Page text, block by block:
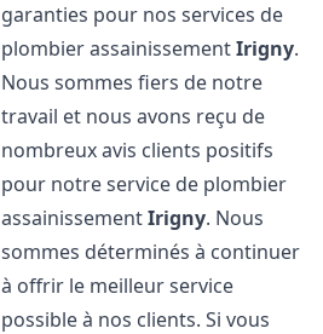
garanties pour nos services de
plombier assainissementIrigny.
Nous sommes fiers de notre
travail et nous avons reçu de
nombreux avis clients positifs
pour notre service de plombier
assainissementIrigny. Nous
sommes déterminés à continuer
à offrir le meilleur service
possible à nos clients. Si vous